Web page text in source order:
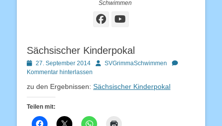
Schwimmen
Facebook
Sächsischer Kinderpokal
Posted
on
27. September 2014 AutorSVGrimmaSchwimmen
Kommentar hinterlassen
zu den Ergebnissen: Sächsischer Kinderpokal
Teilen mit: